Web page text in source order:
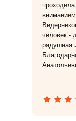
человек -
радушная